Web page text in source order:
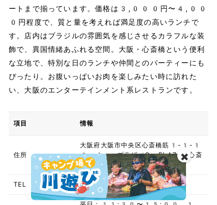
ートまで揃っています。価格は3,000円〜4,00
0円程度で、質と量を考えれば満足度の高いランチで
す。店内はブラジルの雰囲気を感じさせるカラフルな装
飾で、異国情緒あふれる空間。大阪・心斎橋という便利
な立地で、特別な日のランチや仲間とのパーティーにも
ぴったり。お腹いっぱいお肉を楽しみたい時に訪れた
い、大阪のエンターテインメント系レストランです。
項目 情報
住所
大阪府大阪市中央区心斎橋筋1-1-1
0 キュープラザ（Q PLAZA）心斎
橋 8F
TEL 050-1807-6970
✖️